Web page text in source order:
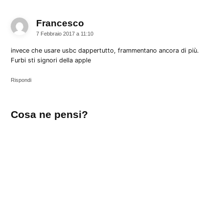
Francesco
7 Febbraio 2017 a 11:10
invece che usare usbc dappertutto, frammentano ancora di più.
Furbi sti signori della apple
Rispondi
un
Cosa ne pensi?